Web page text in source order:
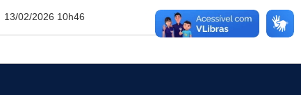
13/02/2026 10h46